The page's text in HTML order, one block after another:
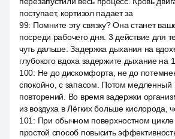
поступает, кортизол падает за
99: Помните эту связку? Она станет
посреди рабочего дня. 3 действие для
чуть дальше. Задержка дыхания на
глубокого вдоха задержите дыхание на
100: Не до дискомфорта, не до
спокойно, с запасом. Потом медленный
повторений. Во время задержки
из воздуха в Лёгких больше кислорода,
101 : При обычном поверхностном
простой способ повысить